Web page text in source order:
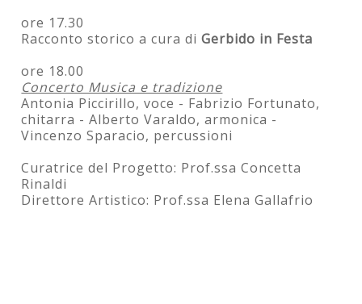
ore 17.30
Racconto storico a cura diGerbido in Festa
ore 18.00
Concerto Musica e tradizione
Antonia Piccirillo, voce - Fabrizio Fortunato,
chitarra - Alberto Varaldo, armonica -
Vincenzo Sparacio, percussioni
Curatrice del Progetto: Prof.ssa Concetta
Rinaldi
Direttore Artistico: Prof.ssa Elena Gallafrio